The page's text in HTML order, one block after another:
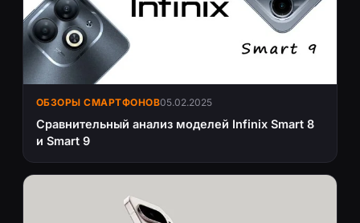
ОБЗОРЫ СМАРТФОНОВ05.02.2025
Сравнительный анализ моделей Infinix Smart 8
и Smart 9